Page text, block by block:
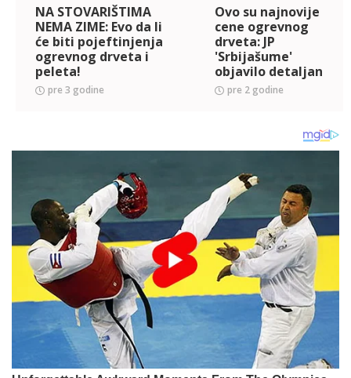
NA STOVARIŠTIMA
NEMA ZIME: Evo da li
će biti pojeftinjenja
ogrevnog drveta i
peleta!
pre 3 godine
Ovo su najnovije
cene ogrevnog
drveta: JP
'Srbijašume'
objavilo detaljan
cenovnik
pre 2 godine